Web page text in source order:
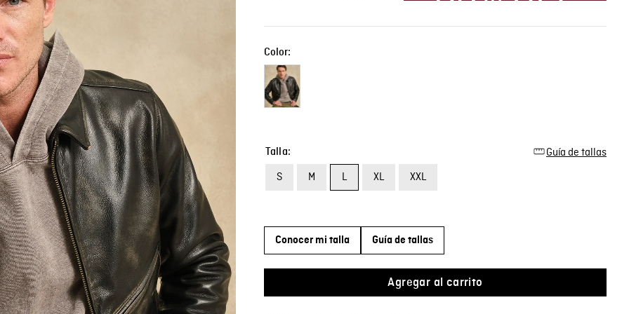
Color:
Guía de tallas
Talla
S M L XL XXL
Conocer mi talla Guía de tallas
Agregar al carrito